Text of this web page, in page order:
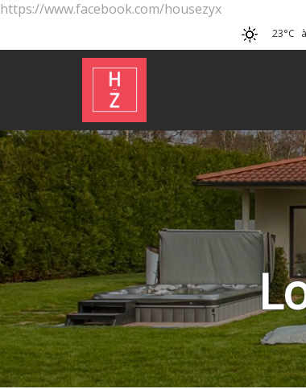
https://www.facebook.com/housezyx
23°C